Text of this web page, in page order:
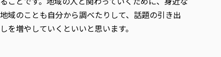
地域のことも自分から調べたりして、話題の引き出
しを増やしていくといいと思います。